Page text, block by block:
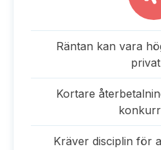
Räntan kan vara
Kortare
Kräver disciplin för